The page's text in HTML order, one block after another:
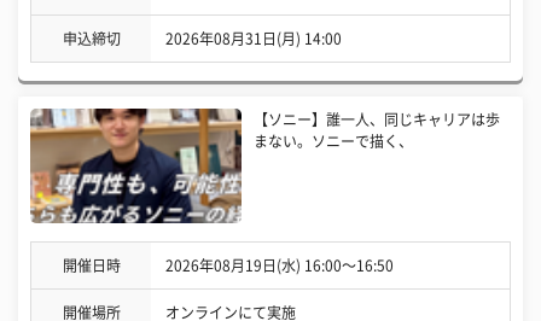
申込締切 2026年08月31日(月) 14:00
【ソニー】誰一人、同じキャリアは歩
まない。ソニーで描く、
開催日時 2026年08月19日(水) 16:00〜16:50
開催場所 オンラインにて実施